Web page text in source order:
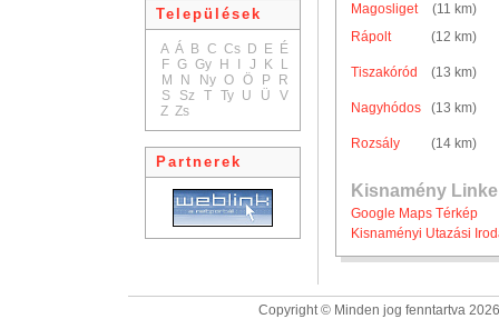
Települések
A Á B C Cs D E É
F G Gy H J K
L
M
N Ny O Ö P
R
S
Sz T Ty U Ü
V
Z Zs
Partnerek
Magosliget
(11 km)
Rápolt
(12 km)
Tiszakóród (13 km)
Nagyhódos (13 km)
Rozsály (14 km)
Kisnamény
Google Maps Térkép
Kisnaményi Utazási
Copyright © Minden jog fenntartva